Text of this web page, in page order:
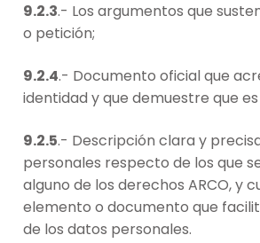
9.2.3.- Los argumentos que
o petición;
9.2.4.- Documento oficial que
identidad y que demuestre que
9.2.5.- Descripción clara y
personales respecto de los que
alguno de los derechos ARCO, y
elemento o documento que
de los datos personales.